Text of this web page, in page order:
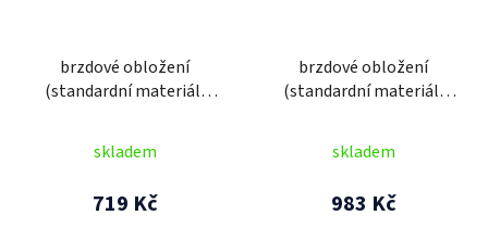
brzdové obložení
(standardní materiál)
skladem
719 Kč
brzdové obložení
(standardní materiál)
skladem
983 Kč